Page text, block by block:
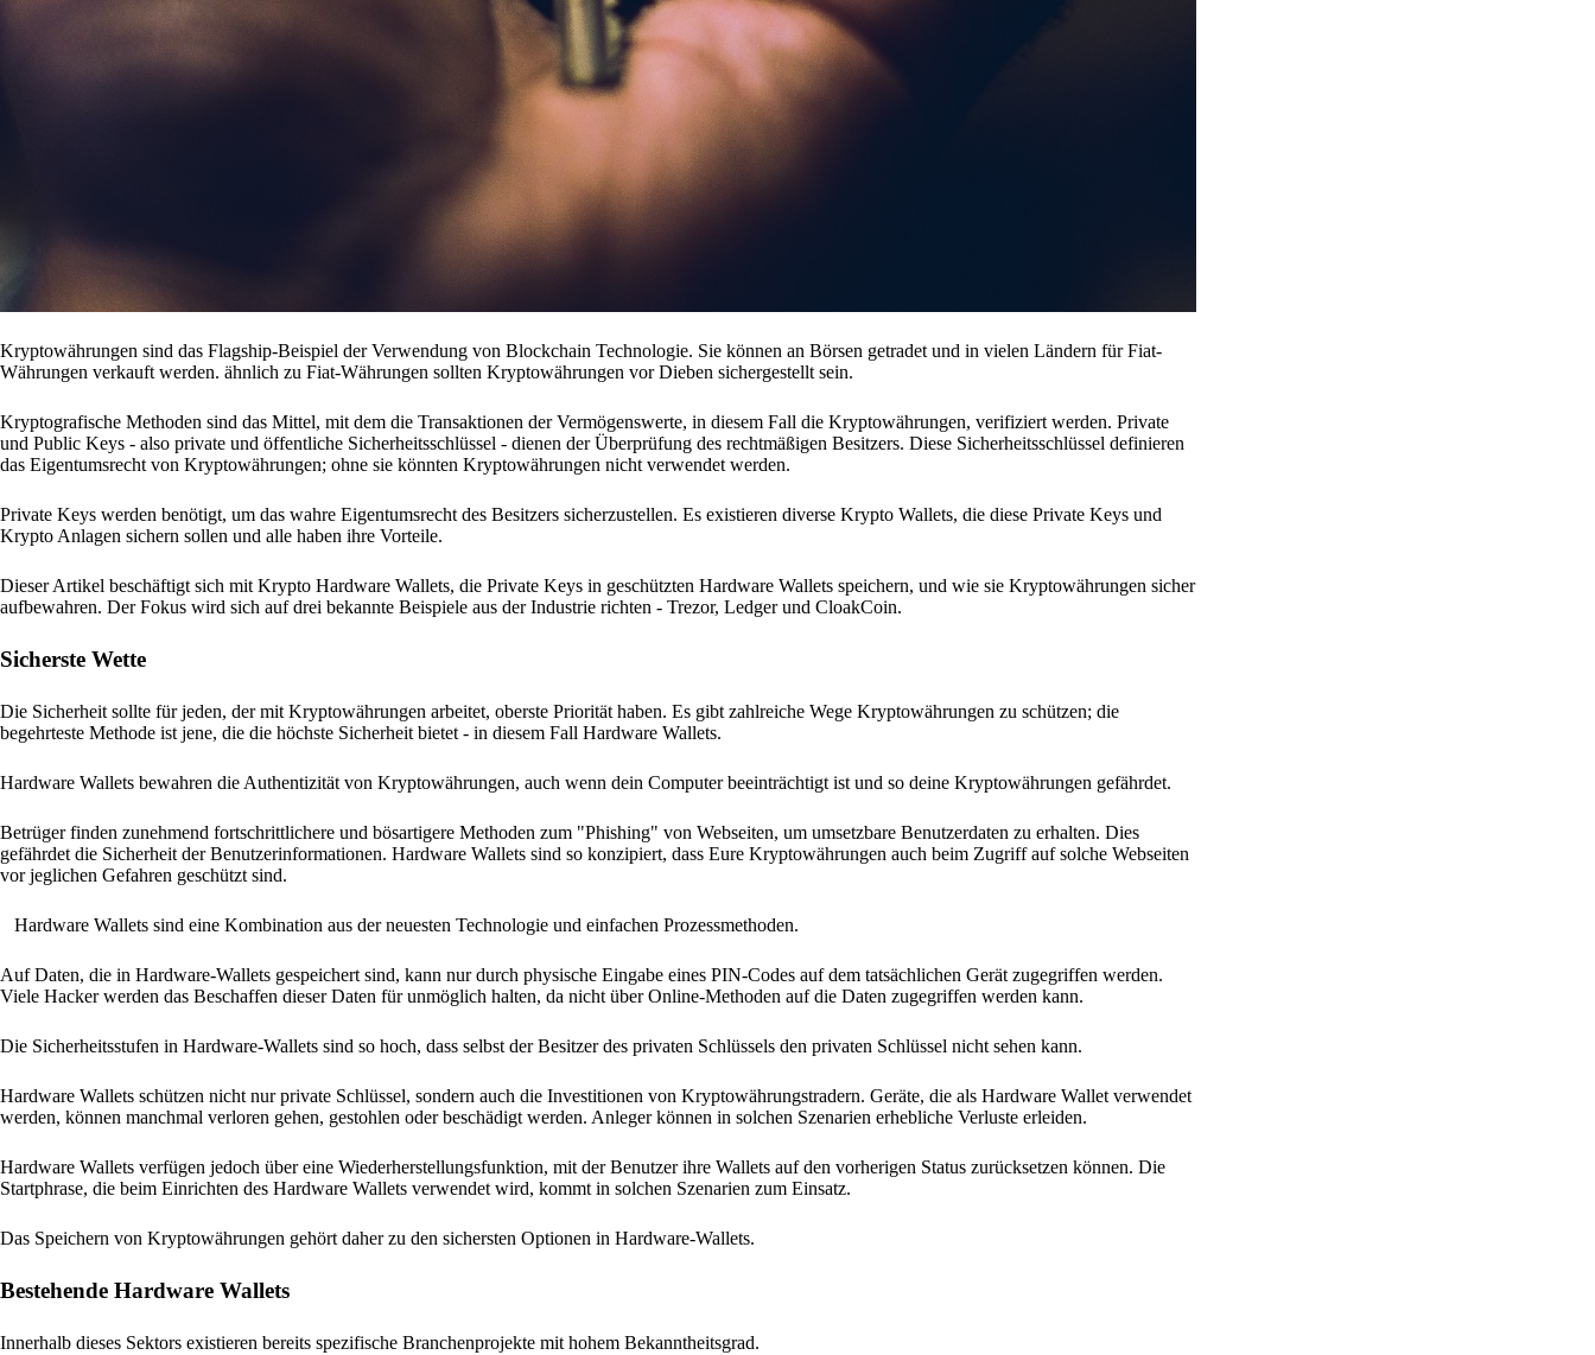
Kryptowährungen sind das Flagship-Beispiel der Verwendung von Blockchain Technologie. Sie können an Börsen getradet und in vielen Ländern für Fiat-
Währungen verkauft werden. ähnlich zu Fiat-Währungen sollten Kryptowährungen vor Dieben sichergestellt sein.
Kryptografische Methoden sind das Mittel, mit dem die Transaktionen der Vermögenswerte, in diesem Fall die Kryptowährungen, verifiziert werden. Private
und Public Keys - also private und öffentliche Sicherheitsschlüssel - dienen der Überprüfung des rechtmäßigen Besitzers. Diese Sicherheitsschlüssel definieren
das Eigentumsrecht von Kryptowährungen; ohne sie könnten Kryptowährungen nicht verwendet werden.
Private Keys werden benötigt, um das wahre Eigentumsrecht des Besitzers sicherzustellen. Es existieren diverse Krypto Wallets, die diese Private Keys und
Krypto Anlagen sichern sollen und alle haben ihre Vorteile.
Dieser Artikel beschäftigt sich mit Krypto Hardware Wallets, die Private Keys in geschützten Hardware Wallets speichern, und wie sie Kryptowährungen sicher
aufbewahren. Der Fokus wird sich auf drei bekannte Beispiele aus der Industrie richten - Trezor, Ledger und CloakCoin.
Sicherste Wette
Die Sicherheit sollte für jeden, der mit Kryptowährungen arbeitet, oberste Priorität haben. Es gibt zahlreiche Wege Kryptowährungen zu schützen; die
begehrteste Methode ist jene, die die höchste Sicherheit bietet - in diesem Fall Hardware Wallets.
Hardware Wallets bewahren die Authentizität von Kryptowährungen, auch wenn dein Computer beeinträchtigt ist und so deine Kryptowährungen gefährdet.
Betrüger finden zunehmend fortschrittlichere und bösartigere Methoden zum "Phishing" von Webseiten, um umsetzbare Benutzerdaten zu erhalten. Dies
gefährdet die Sicherheit der Benutzerinformationen. Hardware Wallets sind so konzipiert, dass Eure Kryptowährungen auch beim Zugriff auf solche Webseiten
vor jeglichen Gefahren geschützt sind.
Hardware Wallets sind eine Kombination aus der neuesten Technologie und einfachen Prozessmethoden.
Auf Daten, die in Hardware-Wallets gespeichert sind, kann nur durch physische Eingabe eines PIN-Codes auf dem tatsächlichen Gerät zugegriffen werden.
Viele Hacker werden das Beschaffen dieser Daten für unmöglich halten, da nicht über Online-Methoden auf die Daten zugegriffen werden kann.
Die Sicherheitsstufen in Hardware-Wallets sind so hoch, dass selbst der Besitzer des privaten Schlüssels den privaten Schlüssel nicht sehen kann.
Hardware Wallets schützen nicht nur private Schlüssel, sondern auch die Investitionen von Kryptowährungstradern. Geräte, die als Hardware Wallet verwendet
werden, können manchmal verloren gehen, gestohlen oder beschädigt werden. Anleger können in solchen Szenarien erhebliche Verluste erleiden.
Hardware Wallets verfügen jedoch über eine Wiederherstellungsfunktion, mit der Benutzer ihre Wallets auf den vorherigen Status zurücksetzen können. Die
Startphrase, die beim Einrichten des Hardware Wallets verwendet wird, kommt in solchen Szenarien zum Einsatz.
Das Speichern von Kryptowährungen gehört daher zu den sichersten Optionen in Hardware-Wallets.
Bestehende Hardware Wallets
Innerhalb dieses Sektors existieren bereits spezifische Branchenprojekte mit hohem Bekanntheitsgrad.